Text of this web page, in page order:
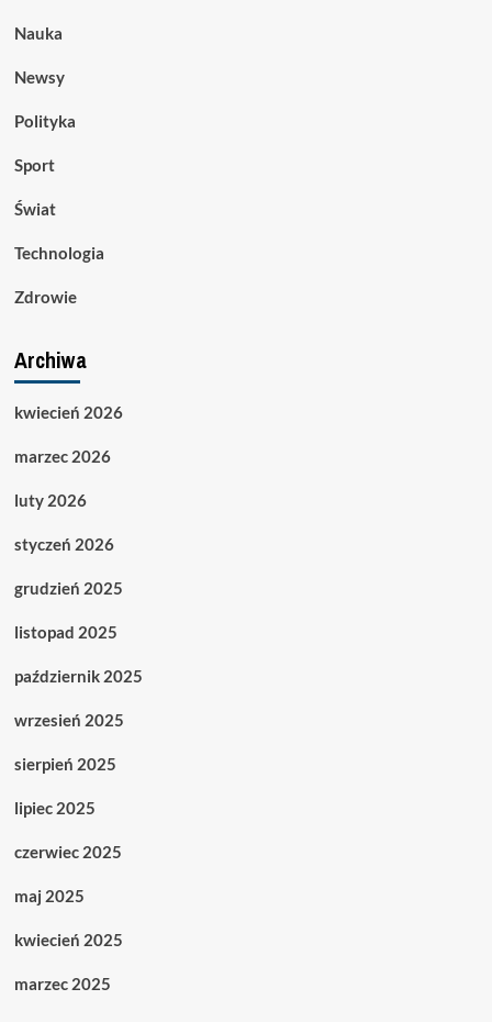
Nauka
Newsy
Polityka
Sport
Świat
Technologia
Zdrowie
Archiwa
kwiecień 2026
marzec 2026
luty 2026
styczeń 2026
grudzień 2025
listopad 2025
październik 2025
wrzesień 2025
sierpień 2025
lipiec 2025
czerwiec 2025
maj 2025
kwiecień 2025
marzec 2025